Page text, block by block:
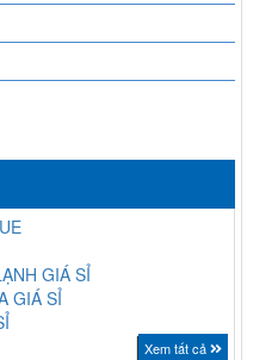
GIÁ SỈ
GIÁ SỈ
Xem tất cả